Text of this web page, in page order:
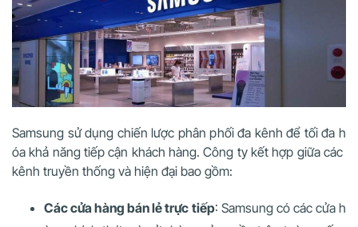
Samsung sử dụng chiến lược phân phối đa kênh để tối đa h
óa khả năng tiếp cận khách hàng. Công ty kết hợp giữa các
kênh truyền thống và hiện đại bao gồm:
Các cửa hàng bán lẻ trực tiếp: Samsung có các cửa h